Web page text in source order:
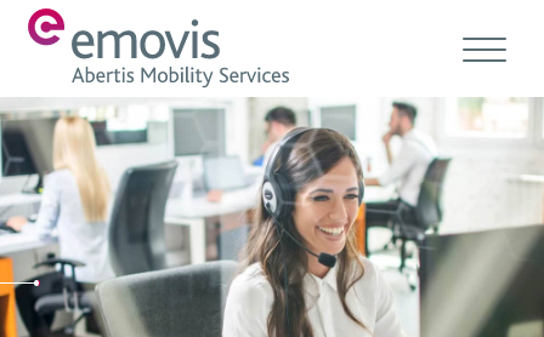
À propos
Produits
Services et Solutions
Emovis Hub